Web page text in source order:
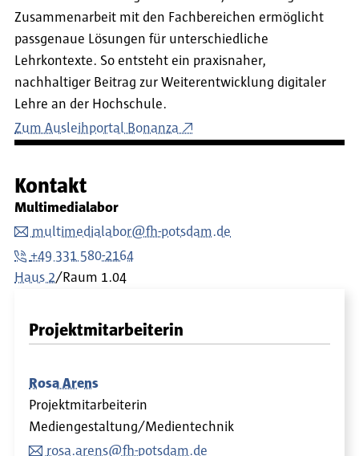
Zusammenarbeit mit den Fachbereichen ermöglicht
passgenaue Lösungen für unterschiedliche
Lehrkontexte. So entsteht ein praxisnaher,
nachhaltiger Beitrag zur Weiterentwicklung digitaler
Lehre an der Hochschule.
Zum Ausleihportal Bonanza
Kontakt
Multimedialabor
multimedialabor@fh-potsdam.de
+49 331 580-2164
Haus 2/Raum 1.04
Projektmitarbeiterin
Rosa Arens
Projektmitarbeiterin
Mediengestaltung/Medientechnik
rosa.arens@fh-potsdam.de